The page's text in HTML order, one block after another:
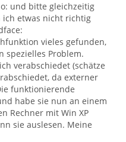
und bitte gleichzeitig
ich etwas nicht richtig
vieles gefunden,
spezielles Problem.
verabschiedet (schätze
da externer
funktionierende
habe sie nun an einem
Rechner mit Win XP
sie auslesen. Meine